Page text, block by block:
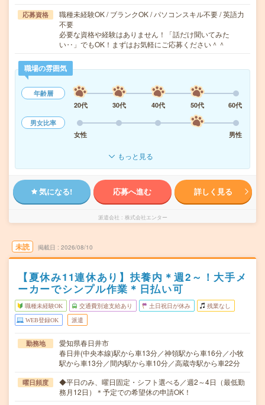
応募資格
職種未経験OK / ブランクOK / パソコンスキル不要 / 英語力
不要
必要な資格や経験はありません！「話だけ聞いてみた
い‥」でもOK！まずはお気軽にご応募ください＾＾
職場の雰囲気
年齢層
20代
30代 40代 50代
60代
男女比率
女性
男性
もっと見る
気になる! 応募へ進む 詳しく見る
派遣会社 株式会社エンター
未読 掲載日 2026/08/10
【夏休み11連休あり】扶養内＊週2～！大手メ
ーカーでシンプル作業＊日払い可
職種未経験OK 交通費別途支給あり 土日祝日が休み 残業なし
WEB登録OK 派遣
勤務地
愛知県春日井市
春日井(中央本線)駅から車13分／神領駅から車16分／小牧
駅から車13分／間内駅から車10分／高蔵寺駅から車22分
曜日頻度
◆平日のみ、曜日固定・シフト選べる／週2～4日（最低勤
務月12日）＊予定での希望休の申請OK！